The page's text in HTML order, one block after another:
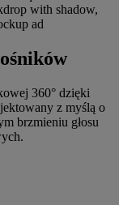
360° dzięki
z myślą o
brzmieniu głosu